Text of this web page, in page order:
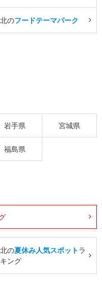
のフードテーマパーク
岩手県 宮城県
福島県
の夏休み人気スポットラ
ング